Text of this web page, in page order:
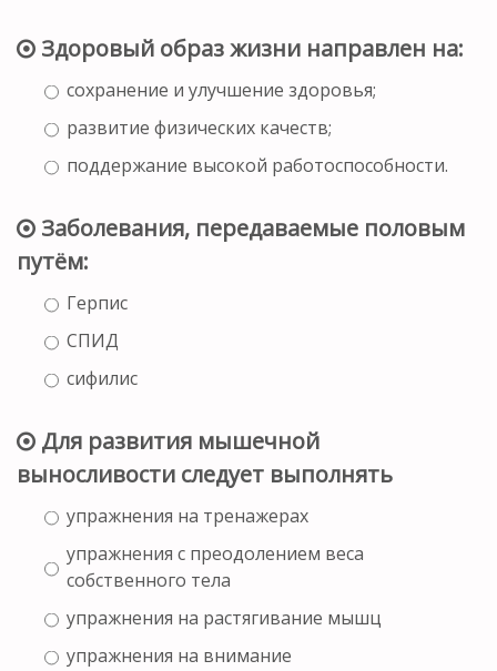
Здоровый образ жизни направлен на:
сохранение и улучшение здоровья;
развитие физических качеств;
поддержание высокой работоспособности.
Заболевания, передаваемые половым
путём:
Герпис
СПИД
сифилис
Для развития мышечной
выносливости следует выполнять
упражнения на тренажерах
упражнения с преодолением веса
собственного тела
упражнения на растягивание мышц
упражнения на внимание